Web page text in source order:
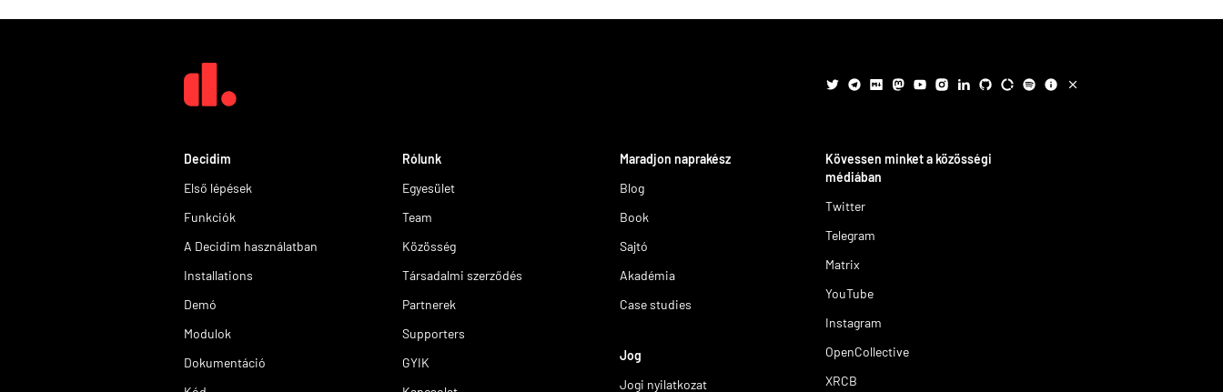
Decidim
Első lépések
Funkciók
A Decidim használatban
Installations
Demó
Modulok
Dokumentáció
Rólunk
Egyesület
Team
Közösség
Társadalmi szerződés
Partnerek
Supporters
GYIK
Maradjon naprakész
Blog
Book
Sajtó
Akadémia
Case studies
Jog
Jogi nyilatkozat
Kövessen minket a közösségi
médiában
Twitter
Telegram
Matrix
YouTube
Instagram
OpenCollective
XRCB